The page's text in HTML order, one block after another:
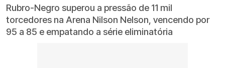
Rubro-Negro superou a pressão de 11 mil
torcedores na Arena Nilson Nelson, vencendo por
95 a 85 e empatando a série eliminatória